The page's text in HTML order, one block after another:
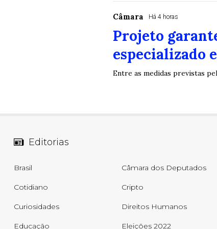
Câmara Há 4 horas
Projeto
especializado
Entre as medidas previstas
Editorias
Brasil Câmara dos Deputados
Cotidiano Cripto
Curiosidades Direitos Humanos
Educação Eleições 2022